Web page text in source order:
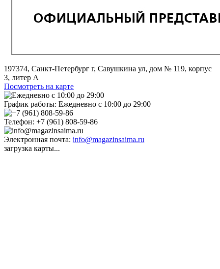
197374, Санкт-Петербург г, Савушкина ул, дом № 119, корпус
3, литер А
Посмотреть на карте
График работы: Ежедневно с 10:00 до 29:00
Телефон: +7 (961) 808-59-86
Электронная почта: info@magazinsaima.ru
загрузка карты...